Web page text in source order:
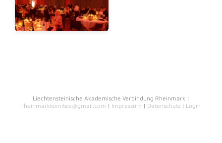
Liechtensteinische Akademische Verbindung Rheinmark |
rheinmarkkomitee@gmail.com | Impressum | Datenschutz | Login